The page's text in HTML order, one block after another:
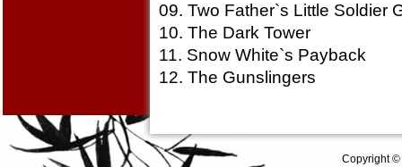
09. Two Father`s Little Soldier
10. The Dark Tower
11. Snow White`s Payback
12. The Gunslingers
Copyright ©